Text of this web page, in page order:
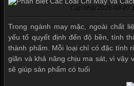
Cập nhật 2026-08-07
Trong ngành may mặc, ngoài chất
yếu tố quyết định đến độ bền, tính
thành phẩm. Mỗi loại chỉ có đặc tính
giãn và khả năng chịu ma sát, vì vậy
sẽ giúp sản phẩm có tuổi